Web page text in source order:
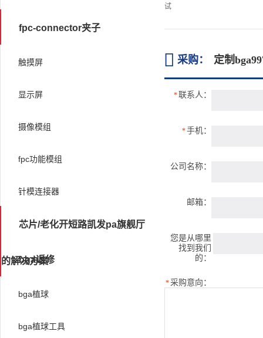
试
 采购： 定制
*联系人：
*手机：
公司名称：
邮箱：
您是从哪里
找到我们
的：
*采购意向：
fpc-connector夹子
触摸屏
显示屏
摄像模组
fpc功能模组
针模连接器
芯片/老化开短路凯发pa旗舰厅
的解决方案
bga返修
bga植球
bga植球工具